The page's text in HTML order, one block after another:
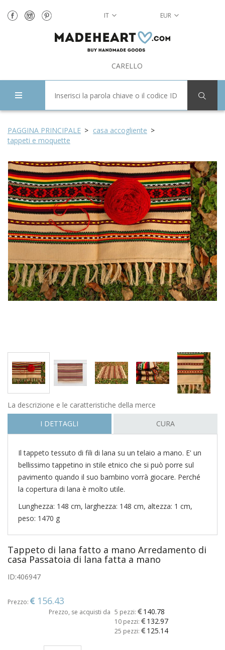
IT EUR
CARELLO
PAGGINA PRINCIPALE
casa accogliente
tappeti e moquette
La descrizione e le caratteristiche della merce
I DETTAGLI
CURA
Il tappeto tessuto di fili di lana su un telaio a mano. E' un
bellissimo tappetino in stile etnico che si può porre sul
pavimento quando il suo bambino vorrà giocare. Perché
la copertura di lana è molto utile.
Lunghezza: 148 cm, larghezza: 148 cm, altezza: 1 cm,
peso: 1470 g
Tappeto di lana fatto a mano Arredamento di
casa Passatoia di lana fatta a mano
ID:406947
Prezzo: 156.43
Prezzo, se acquisti da 5 pezzi: 140.78
10 pezzi: 132.97
25 pezzi: 125.14